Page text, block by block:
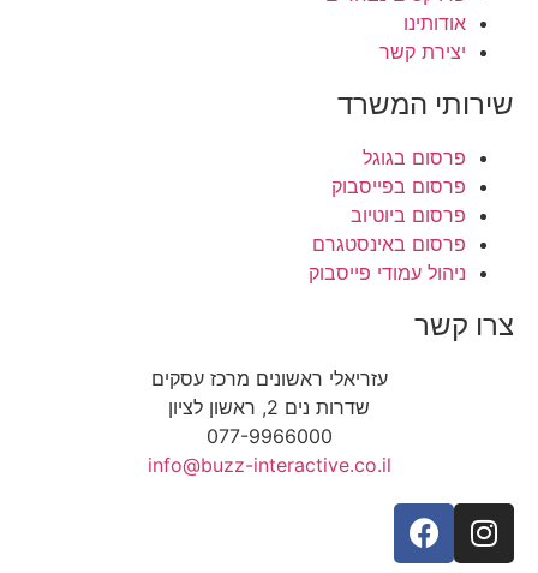
אודותינו
יצירת קשר
שירותי המשרד
פרסום בגוגל
פרסום בפייסבוק
פרסום ביוטיוב
פרסום באינסטגרם
ניהול עמודי פייסבוק
צרו קשר
עזריאלי ראשונים מרכז עסקים
שדרות נים 2, ראשון לציון
077-9966000
info@buzz-interactive.co.il